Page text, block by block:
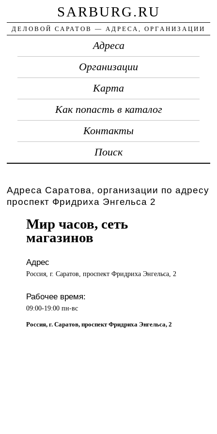
SARBURG.RU
ДЕЛОВОЙ САРАТОВ — АДРЕСА, ОРГАНИЗАЦИИ
Адреса
Организации
Карта
Как попасть в каталог
Контакты
Поиск
Адреса Саратова, организации по адресу
проспект Фридриха Энгельса 2
Мир часов, сеть
магазинов
Адрес
Россия, г. Саратов, проспект Фридриха Энгельса, 2
Рабочее время:
09:00-19:00 пн-вс
Россия, г. Саратов, проспект Фридриха Энгельса, 2